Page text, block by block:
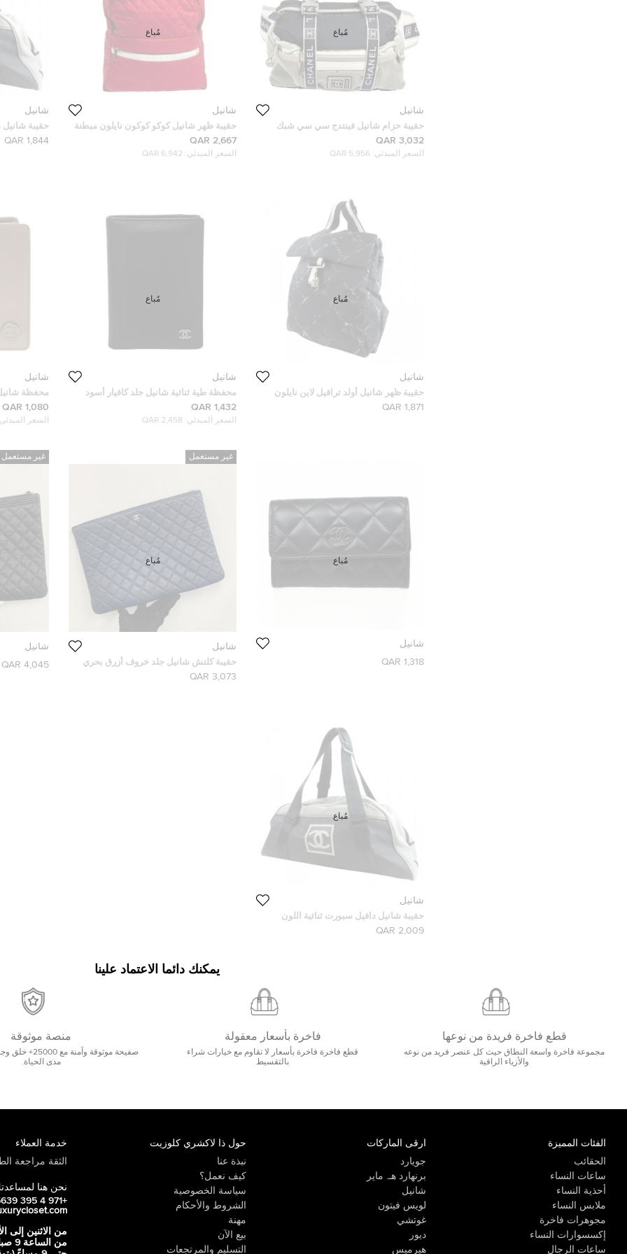
شانيل
حقيبة حزام شانيل فينتدج سي سي شبك
ونايلون أبيض/ كحلي
3,032 QAR
السعر المبدئي: 5,956 QAR
مُباع
شانيل
حقيبة ظهر شانيل كوكو كوكون نايلون مبطنة
حمراء
2,667 QAR
السعر المبدئي: 6,942 QAR
مُباع
شانيل
حقيبة شانيل
نايلون و
1,844 QAR
شانيل
حقيبة ظهر شانيل أولد ترافيل لاين نايلون
أسود
1,871 QAR
مُباع
شانيل
محفظة طية ثنائية شانيل جلد كافيار أسود
1,432 QAR
السعر المبدئي: 2,458 QAR
مُباع
شانيل
محفظة شانيل
1,080 QAR
السعر
شانيل
1,318 QAR
مُباع
غير مستعمل
شانيل
حقيبة كلتش شانيل جلد خروف أزرق بحري
CC
3,073 QAR
مُباع
غير مستعمل
شانيل
4,045 QAR
شانيل
حقيبة شانيل دافيل سبورت ثنائية اللون
نايلون و مطاط
2,009 QAR
مُباع
يمكنك دائما الاعتماد علينا
قطع فاخرة فريدة من نوعها
مجموعة فاخرة واسعة النطاق حيث كل عنصر فريد من نوعه
والأزياء الراقية
فاخرة بأسعار معقولة
قطع فاخرة فاخرة بأسعار لا تقاوم مع خيارات شراء
بالتقسيط
منصة موثوقة
صفيحة موثوقة
مدى الحياة.
الفئات المميزة
الحقائب
ساعات النساء
أحذية النساء
ملابس النساء
مجوهرات فاخرة
إكسسوارات النساء
ساعات الرجال
ارقى الماركات
جويارد
برنهارد هـ. ماير
شانيل
لويس فيتون
غوتشي
ديور
هيرميس
حول ذا لاكشري كلوزيت
نبذة عنا
كيف نعمل؟
سياسة الخصوصية
الشروط والأحكام
مهنة
بيع الآن
التسليم والمرتجعات
خدمة العملاء
الثقة مراجعة
نحن هنا
+971 4 395 5639
من الاثنين إلى
من